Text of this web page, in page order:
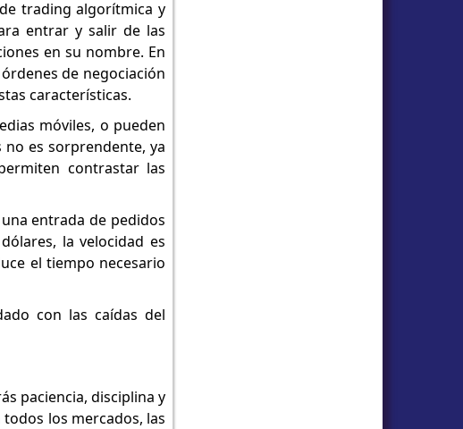
trading algorítmica y
entrar y salir de las
en su nombre. En
de negociación
características.
móviles, o pueden
es sorprendente, ya
contrastar las
entrada de pedidos
la velocidad es
el tiempo necesario
con las caídas del
paciencia, disciplina y
los mercados, las